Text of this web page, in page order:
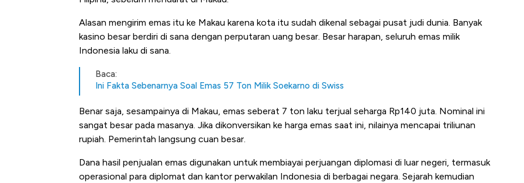
Alasan mengirim emas itu ke Makau karena kota itu sudah dikenal sebagai pusat judi dunia. Banyak
kasino besar berdiri di sana dengan perputaran uang besar. Besar harapan, seluruh emas milik
Indonesia laku di sana.
Baca:
Ini Fakta Sebenarnya Soal Emas 57 Ton Milik Soekarno di Swiss
Benar saja, sesampainya di Makau, emas seberat 7 ton laku terjual seharga Rp140 juta. Nominal ini
sangat besar pada masanya. Jika dikonversikan ke harga emas saat ini, nilainya mencapai triliunan
rupiah. Pemerintah langsung cuan besar.
Dana hasil penjualan emas digunakan untuk membiayai perjuangan diplomasi di luar negeri, termasuk
operasional para diplomat dan kantor perwakilan Indonesia di berbagai negara. Sejarah kemudian